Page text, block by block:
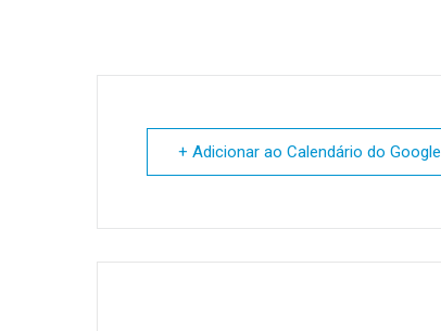
+ Adicionar ao Calendário do Google